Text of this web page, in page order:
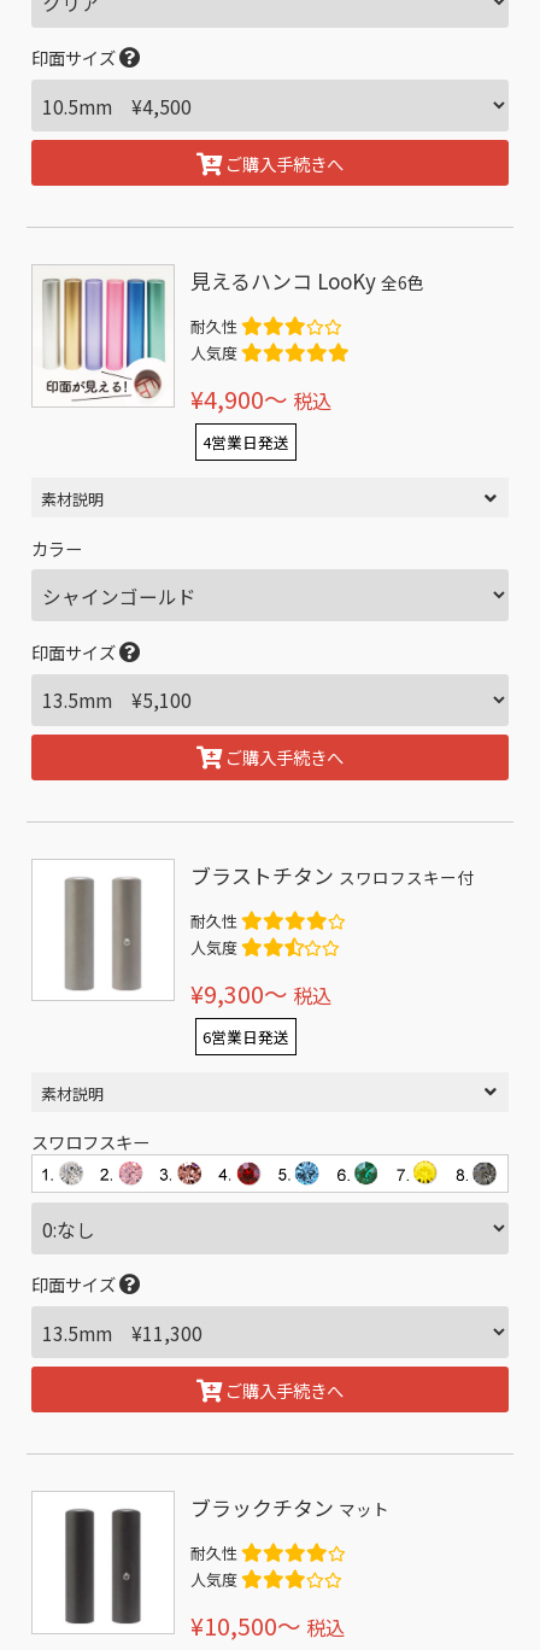
印面サイズ
ご購入手続きへ
見えるハンコ LooKy全6色
耐久性
人気度
¥4,900〜 税込
4営業日発送
素材説明
カラー
印面サイズ
ご購入手続きへ
ブラストチタン スワロフスキー付
耐久性
人気度
¥9,300〜 税込
6営業日発送
素材説明
スワロフスキー
印面サイズ
ご購入手続きへ
ブラックチタン マット
耐久性
人気度
¥10,500〜 税込